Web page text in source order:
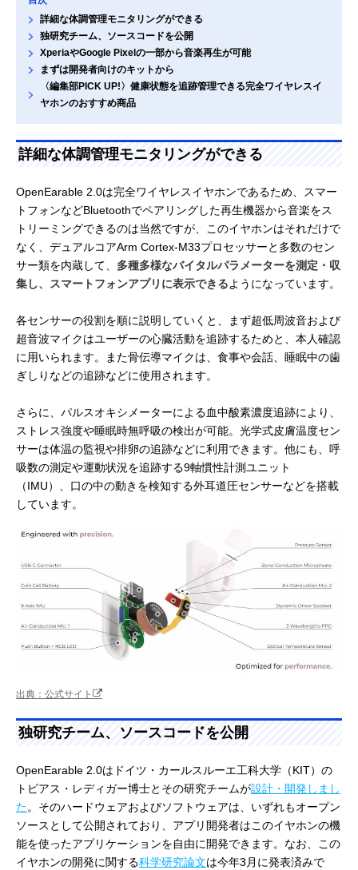
詳細な体調管理モニタリングができる
独研究チーム、ソースコードを公開
XperiaやGoogle Pixelの一部から音楽再生が可能
まずは開発者向けのキットから
〈編集部PICK UP!〉健康状態を追跡管理できる完全ワイヤレスイ
ヤホンのおすすめ商品
詳細な体調管理モニタリングができる
OpenEarable 2.0は完全ワイヤレスイヤホンであるため、スマー
トフォンなどBluetoothでペアリングした再生機器から音楽をス
トリーミングできるのは当然ですが、このイヤホンはそれだけで
なく、デュアルコアArm Cortex-M33プロセッサーと多数のセン
サー類を内蔵して、 多種多様なバイタルパラメーターを測定・収
集し、スマートフォンアプリに表示できるようになっています。
各センサーの役割を順に説明していくと、まず超低周波音および
超音波マイクはユーザーの心臓活動を追跡するためと、本人確認
に用いられます。また骨伝導マイクは、食事や会話、睡眠中の歯
ぎしりなどの追跡などに使用されます。
さらに、パルスオキシメーターによる血中酸素濃度追跡により、
ストレス強度や睡眠時無呼吸の検出が可能。光学式皮膚温度セン
サーは体温の監視や排卵の追跡などに利用できます。他にも、呼
吸数の測定や運動状況を追跡する9軸慣性計測ユニット
（IMU）、口の中の動きを検知する外耳道圧センサーなどを搭載
しています。
出典：公式サイト
独研究チーム、ソースコードを公開
OpenEarable 2.0はドイツ・カールスルーエ工科大学（KIT）の
トビアス・レディガー博士とその研究チームが設計・開発しまし
た。そのハードウェアおよびソフトウェアは、いずれもオープン
ソースとして公開されており、アプリ開発者はこのイヤホンの機
能を使ったアプリケーションを自由に開発できます。なお、この
イヤホンの開発に関する科学研究論文は今年3月に発表済みで